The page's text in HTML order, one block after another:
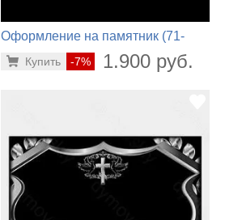
Оформление на памятник (71-
-7% 1.900 руб.
Купить